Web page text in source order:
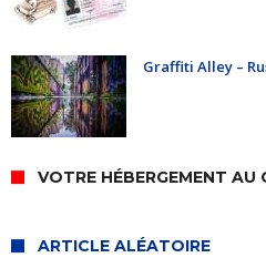
Graffiti Alley –
VOTRE HÉBERGEMENT AU
ARTICLE ALÉATOIRE